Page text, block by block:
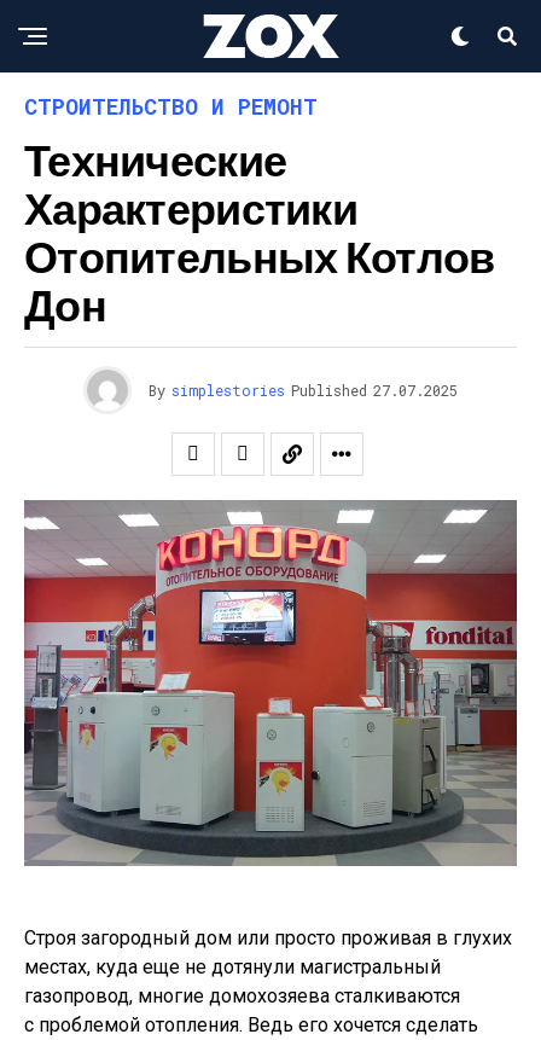
СТРОИТЕЛЬСТВО И РЕМОНТ
Технические
Характеристики
Отопительных Котлов
Дон
By simplestories Published 27.07.2025
Строя загородный дом или просто проживая в глухих
местах, куда еще не дотянули магистральный
газопровод, многие домохозяева сталкиваются
с проблемой отопления. Ведь его хочется сделать